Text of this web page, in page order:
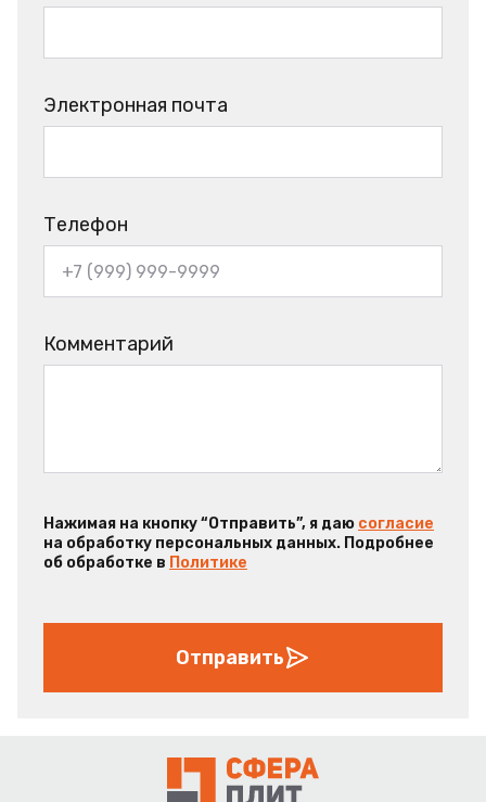
Электронная почта
Телефон
Комментарий
Нажимая на кнопку “Отправить”, я даю согласие
на обработку персональных данных. Подробнее
об обработке в Политике
Отправить